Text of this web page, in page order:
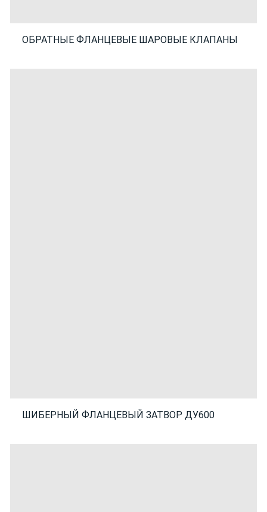
ОБРАТНЫЕ ФЛАНЦЕВЫЕ ШАРОВЫЕ КЛАПАНЫ
ШИБЕРНЫЙ ФЛАНЦЕВЫЙ ЗАТВОР ДУ600